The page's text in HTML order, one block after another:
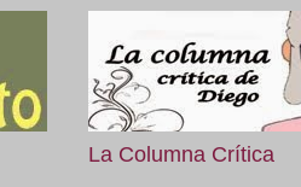
La Columna Crítica